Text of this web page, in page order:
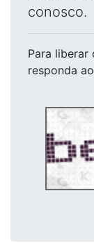
conosco.
Para liberar
responda